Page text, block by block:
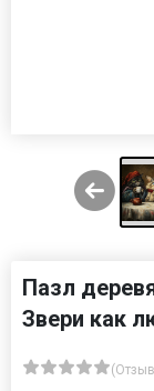
Пазл
Звери как